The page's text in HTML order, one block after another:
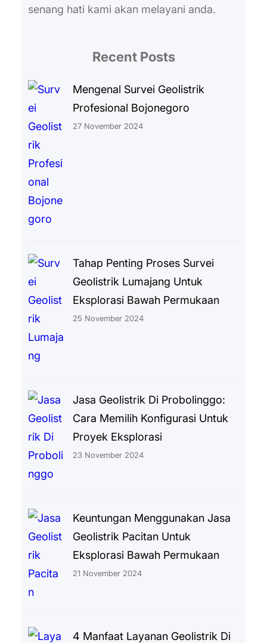
senang hati kami akan melayani anda.
Recent Posts
Mengenal Survei Geolistrik
Profesional Bojonegoro
27 November 2024
Tahap Penting Proses Survei
Geolistrik Lumajang Untuk
Eksplorasi Bawah Permukaan
25 November 2024
Jasa Geolistrik Di Probolinggo:
Cara Memilih Konfigurasi Untuk
Proyek Eksplorasi
23 November 2024
Keuntungan Menggunakan Jasa
Geolistrik Pacitan Untuk
Eksplorasi Bawah Permukaan
21 November 2024
4 Manfaat Layanan Geolistrik Di